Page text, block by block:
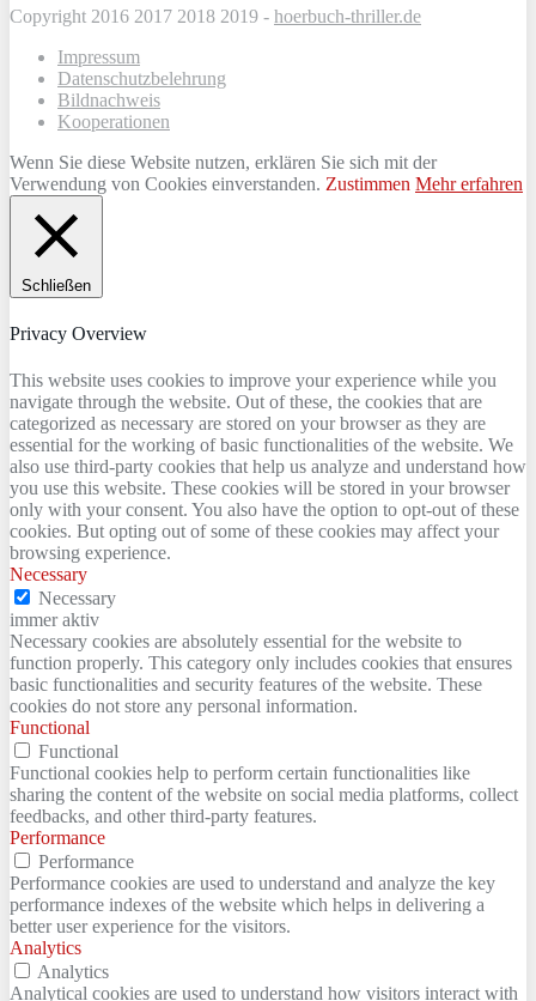
Copyright 2016 2017 2018 2019 - hoerbuch-thriller.de
Impressum
Datenschutzbelehrung
Bildnachweis
Kooperationen
Wenn Sie diese Website nutzen, erklären Sie sich mit der
Verwendung von Cookies einverstanden. Zustimmen Mehr erfahren
Schließen
Privacy Overview
This website uses cookies to improve your experience while you
navigate through the website. Out of these, the cookies that are
categorized as necessary are stored on your browser as they are
essential for the working of basic functionalities of the website. We
also use third-party cookies that help us analyze and understand how
you use this website. These cookies will be stored in your browser
only with your consent. You also have the option to opt-out of these
cookies. But opting out of some of these cookies may affect your
browsing experience.
Necessary
Necessary
immer aktiv
Necessary cookies are absolutely essential for the website to
function properly. This category only includes cookies that ensures
basic functionalities and security features of the website. These
cookies do not store any personal information.
Functional
Functional
Functional cookies help to perform certain functionalities like
sharing the content of the website on social media platforms, collect
feedbacks, and other third-party features.
Performance
Performance
Performance cookies are used to understand and analyze the key
performance indexes of the website which helps in delivering a
better user experience for the visitors.
Analytics
Analytics
Analytical cookies are used to understand how visitors interact with